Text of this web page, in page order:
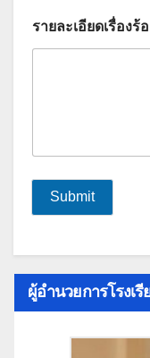
รายละเอียดเรื่องร้
Submit
ผู้อำนวยการโรงเรี